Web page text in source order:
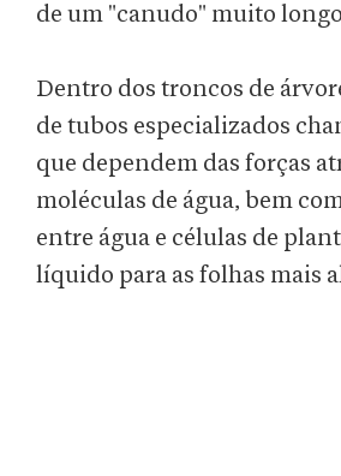
de um "canudo" muito
Dentro dos troncos de
de tubos especializados
que dependem das forças
moléculas de água, bem
entre água e células de
líquido para as folhas mais